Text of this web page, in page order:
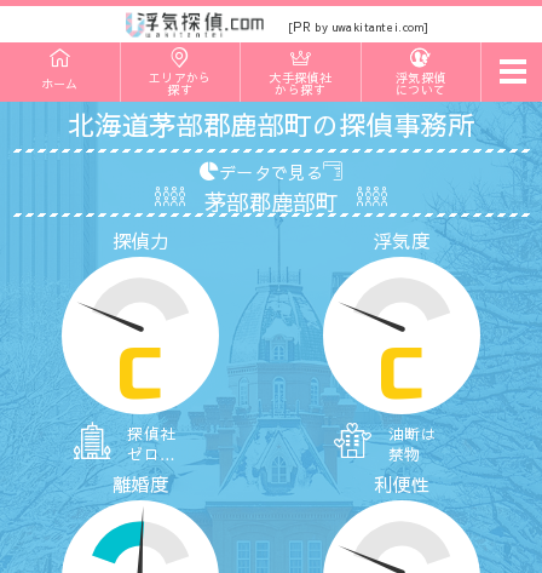
[PR by uwakitantei.com]
ホーム エリアから
探す
大手探偵社
から探す
浮気探偵
について
t
o
g
e
n
v
i
g
a
t
o
n
北海道茅部郡鹿部町の探偵事務所
探偵力
C
探偵社
ゼロ…
浮気度
C
油断は
禁物
データで見る
茅部郡鹿部町
離婚度 利便性